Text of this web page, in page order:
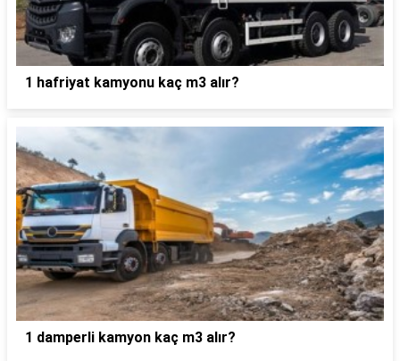
1 hafriyat kamyonu kaç m3 alır?
1 damperli kamyon kaç m3 alır?